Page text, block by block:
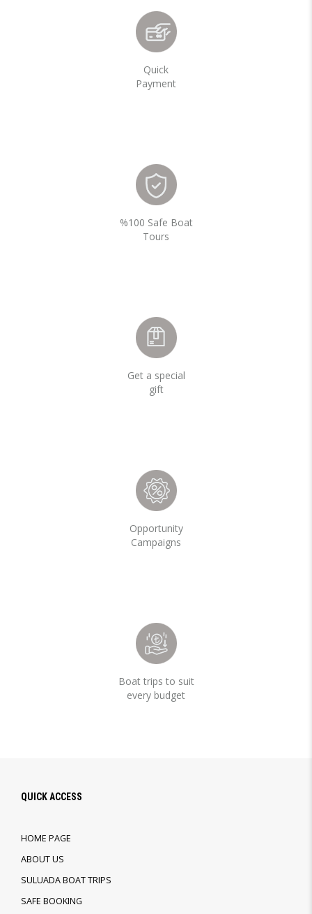
Quick
Payment
%100 Safe Boat
Tours
Get a special
gift
Opportunity
Campaigns
Boat trips to suit
every budget
QUICK ACCESS
HOME PAGE
ABOUT US
SULUADA BOAT TRIPS
SAFE BOOKING